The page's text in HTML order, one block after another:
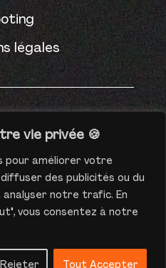
vie privée 🍪
pour améliorer votre
des publicités ou du
notre trafic. En
vous consentez à notre
Tout Accepter
légales
© 2022
réservés